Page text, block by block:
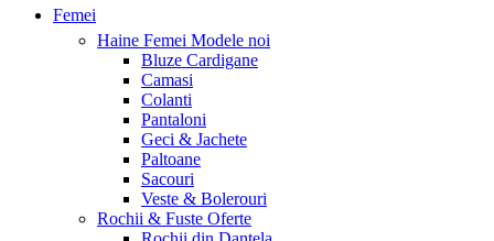
Femei
Haine Femei Modele noi
Bluze Cardigane
Camasi
Colanti
Pantaloni
Geci & Jachete
Paltoane
Sacouri
Veste & Bolerouri
Rochii & Fuste Oferte